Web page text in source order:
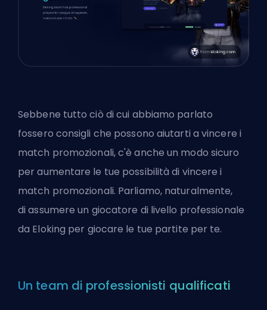
Sebbene tutto ciò di cui abbiamo parlato
fossero consigli che possono aiutarti a vincere i
match promozionali, c'è anche un modo sicuro
per aumentare le tue possibilità di vincere i
match promozionali. Parliamo, naturalmente,
diassumere un giocatore di livello professionale
da Eloking per giocare le tue partite per te.
Un team di professionisti qualificati